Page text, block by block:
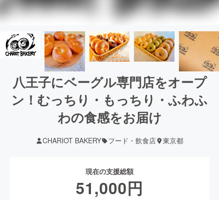
八王子にベーグル専門店をオープ
ン！むっちり・もっちり・ふわふ
わの食感をお届け
CHARIOT BAKERY フード・飲食店 東京都
現在の支援総額
51,000円